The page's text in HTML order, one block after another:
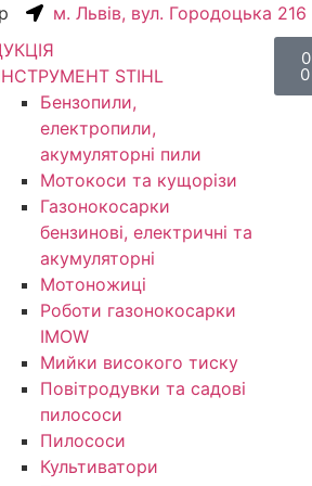
м. Львів, вул. Городоцька 216
STIHL
Бензопили,
електропили,
акумуляторні пили
Мотокоси та кущорізи
Газонокосарки
бензинові, електричні та
акумуляторні
Мотоножиці
Роботи газонокосарки
IMOW
Мийки високого тиску
Повітродувки та садові
пилососи
Пилососи
Культиватори
0
0